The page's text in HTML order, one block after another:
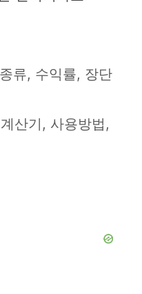
류, 수익률, 장단
산기, 사용방법,